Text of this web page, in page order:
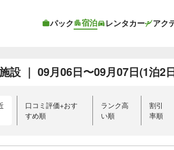
パック 宿泊 レンタカー アク
設 ｜ 09月06日〜09月07日(1泊2
口コミ評価+おす
すめ順
ランク高
い順
割引
率順